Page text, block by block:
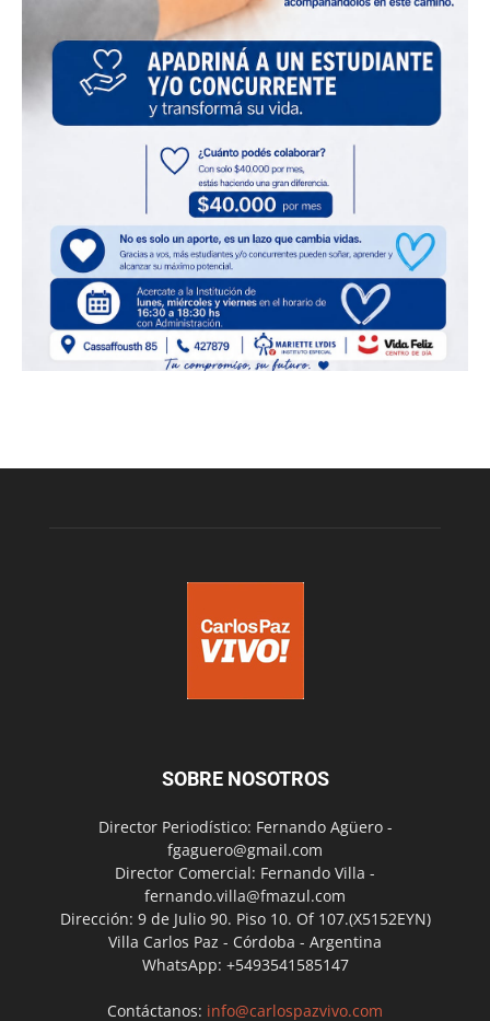
SOBRE NOSOTROS
Director Periodístico: Fernando Agüero -
fgaguero@gmail.com
Director Comercial: Fernando Villa -
fernando.villa@fmazul.com
Dirección: 9 de Julio 90. Piso 10. Of 107.(X5152EYN)
Villa Carlos Paz - Córdoba - Argentina
WhatsApp: +5493541585147
Contáctanos: info@carlospazvivo.com